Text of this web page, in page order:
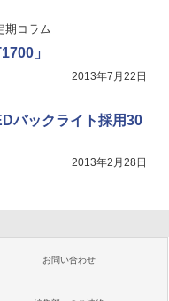
期コラム
」
2013年7月22日
バックライト採用30
2013年2月28日
お問い合わせ